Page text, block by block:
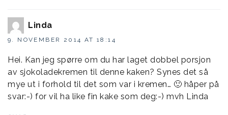
Linda
9. NOVEMBER 2014 AT 18:14
Hei. Kan jeg spørre om du har laget dobbel porsjon
av sjokoladekremen til denne kaken? Synes det så
mye ut i forhold til det som var i kremen… 🙂 håper på
svar:-) for vil ha like fin kake som deg:-) mvh Linda